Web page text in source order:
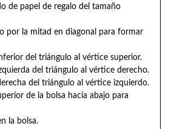
de papel de regalo del tamaño
por la mitad en diagonal para formar
del triángulo al vértice superior.
del triángulo al vértice derecho.
del triángulo al vértice izquierdo.
de la bolsa hacia abajo para
la bolsa.